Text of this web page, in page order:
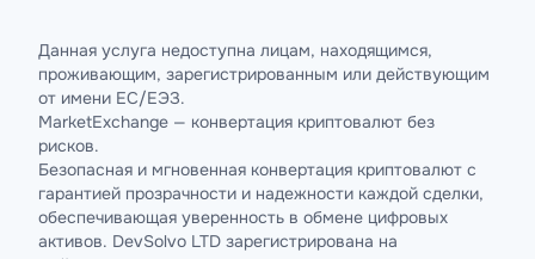
Данная услуга недоступна лицам, находящимся,
проживающим, зарегистрированным или действующим
от имени ЕС/ЕЭЗ.
MarketExchange — конвертация криптовалют без
рисков.
Безопасная и мгновенная конвертация криптовалют с
гарантией прозрачности и надежности каждой сделки,
обеспечивающая уверенность в обмене цифровых
активов. DevSolvo LTD зарегистрирована на